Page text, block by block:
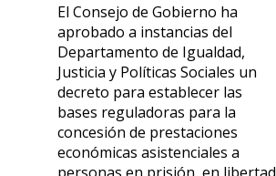
El Consejo de Gobierno ha
aprobado a instancias del
Departamento de Igualdad,
Justicia y Políticas Sociales un
decreto para establecer las
bases reguladoras para la
concesión de prestaciones
económicas asistenciales a